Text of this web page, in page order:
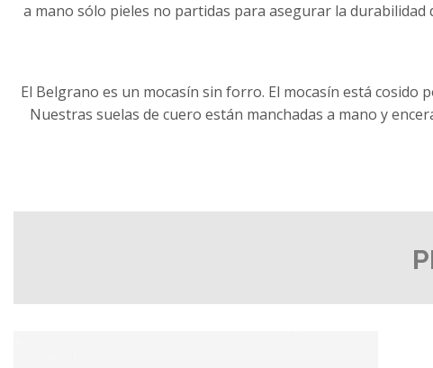
a mano sólo pieles no partidas para asegurar la durabilidad
El Belgrano es un mocasín sin forro. El mocasín está
Nuestras suelas de cuero están manchadas a mano y